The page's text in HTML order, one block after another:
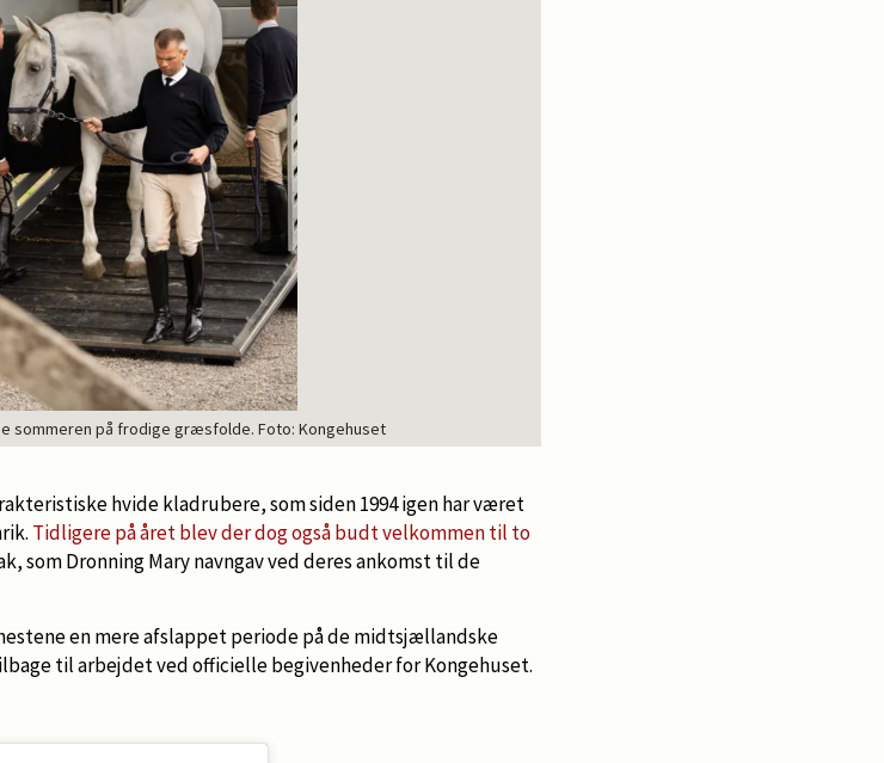
sommeren på frodige græsfolde. Foto: Kongehuset
hvide kladrubere, som siden 1994 igen har været
Tidligere på året blev der dog også budt velkommen til to
som Dronning Mary navngav ved deres ankomst til de
en mere afslappet periode på de midtsjællandske
til arbejdet ved officielle begivenheder for Kongehuset.